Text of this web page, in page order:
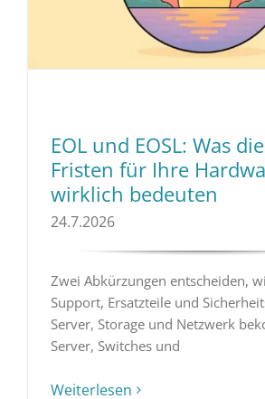
EOL und EOSL: Was
Fristen für Ihre
wirklich bedeuten
24.7.2026
Zwei Abkürzungen entscheiden,
Support, Ersatzteile und
Server, Storage und Netzwerk
Server, Switches und
Weiterlesen